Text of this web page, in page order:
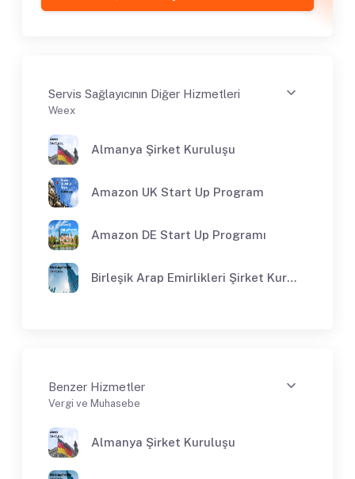
Servis Sağlayıcının Diğer Hizmetleri
Weex
Almanya Şirket Kuruluşu
Amazon UK Start Up Program
Amazon DE Start Up Programı
Birleşik Arap Emirlikleri Şirket Kuruluşu
Benzer Hizmetler
Vergi ve Muhasebe
Almanya Şirket Kuruluşu